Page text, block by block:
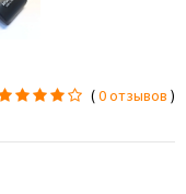
(0 отзывов )